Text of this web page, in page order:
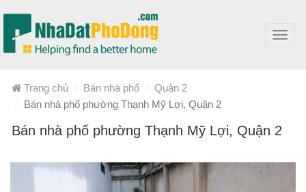
Trang chủ Bán nhà phố
Quận 2
Bán nhà phố phường Thạnh Mỹ Lợi, Quận 2
Bán nhà phố phường Thạnh Mỹ Lợi, Quận 2